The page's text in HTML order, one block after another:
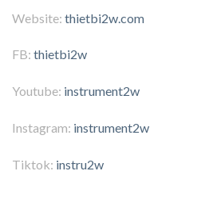
Website: thietbi2w.com
FB: thietbi2w
Youtube: instrument2w
Instagram: instrument2w
Tiktok: instru2w